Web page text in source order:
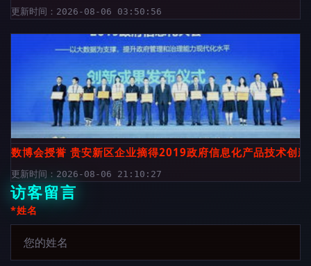
更新时间：2026-08-06 03:50:56
数博会授誉 贵安新区企业摘得2019政府信息化产品技术创
更新时间：2026-08-06 21:10:27
访客留言
*姓名